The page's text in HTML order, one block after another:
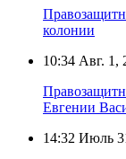
колонии
10:34 Авг. 1,
Евгении
14:32 Июль